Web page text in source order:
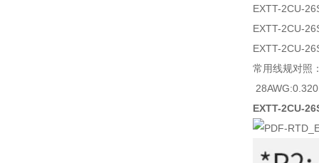
EXTT-2CU-
EXTT-2CU-
EXTT-2CU-
常用线规对照
EXTT-2CU-